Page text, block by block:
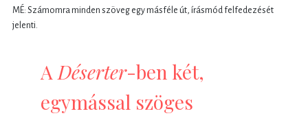
MÉ: Számomra minden szöveg egy másféle út, írásmód felfedezését
jelenti.
A Déserter-ben két,
egymással szöges